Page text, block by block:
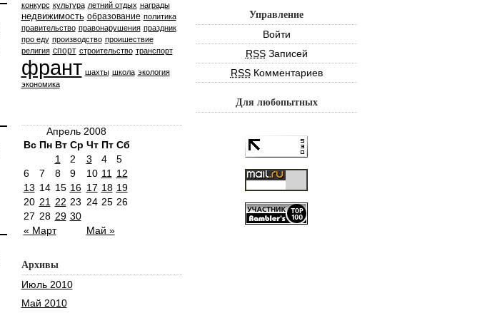
конкурс культура летний отдых награды
недвижимость образование политика
правительство правонарушения праздник
про еду производство проишествие
религия спорт строительство транспорт
франт шахты школа экология
экономика
Апрель 2008
Вс Пн Вт Ср Чт Пт Сб
« Март Май »
1 2 3 4
5
6
7 8 9 10 11
12
13 14 15 16 17 18 19
20 21 22 23 24 25 26
27 28 29 30
Архивы
Июль 2010
Май 2010
Управление
Войти
RSSЗаписей
RSSКомментариев
Для любопытных